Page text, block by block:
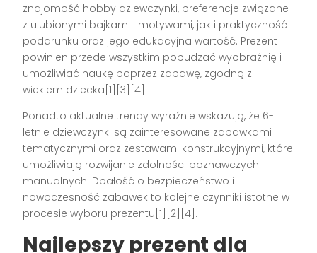
znajomość hobby dziewczynki, preferencje związane
z ulubionymi bajkami i motywami, jak i praktyczność
podarunku oraz jego edukacyjna wartość. Prezent
powinien przede wszystkim pobudzać wyobraźnię i
umożliwiać naukę poprzez zabawę, zgodną z
wiekiem dziecka [1][3][4] .
Ponadto aktualne trendy wyraźnie wskazują, że 6-
letnie dziewczynki są zainteresowane zabawkami
tematycznymi oraz zestawami konstrukcyjnymi, które
umożliwiają rozwijanie zdolności poznawczych i
manualnych. Dbałość o bezpieczeństwo i
nowoczesność zabawek to kolejne czynniki istotne w
procesie wyboru prezentu [1][2][4] .
Najlepszy prezent dla